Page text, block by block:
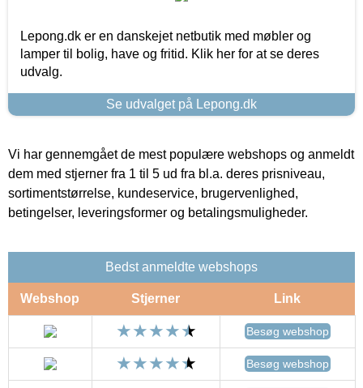
Lepong.dk er en danskejet netbutik med møbler og
lamper til bolig, have og fritid. Klik her for at se deres
udvalg.
Se udvalget på Lepong.dk
Vi har gennemgået de mest populære webshops og anmeldt
dem med stjerner fra 1 til 5 ud fra bl.a. deres prisniveau,
sortimentstørrelse, kundeservice, brugervenlighed,
betingelser, leveringsformer og betalingsmuligheder.
Bedst anmeldte webshops
Webshop Stjerner Link
Besøg webshop
Besøg webshop